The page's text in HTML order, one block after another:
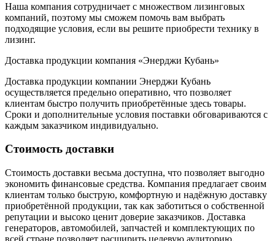
Наша компания сотрудничает с множеством лизинговых
компаний, поэтому мы сможем помочь вам выбрать
подходящие условия, если вы решите приобрести технику в
лизинг.
Доставка продукции компания «Энерджи Кубань»
Доставка продукции компании Энерджи Кубань
осуществляется предельно оперативно, что позволяет
клиентам быстро получить приобретённые здесь товары.
Сроки и дополнительные условия поставки обговариваются с
каждым заказчиком индивидуально.
Стоимость доставки
Стоимость доставки весьма доступна, что позволяет выгодно
экономить финансовые средства. Компания предлагает своим
клиентам только быструю, комфортную и надёжную доставку
приобретённой продукции, так как заботиться о собственной
репутации и высоко ценит доверие заказчиков. Доставка
генераторов, автомобилей, запчастей и комплектующих по
всей стране позволяет расширить целевую аудиторию.